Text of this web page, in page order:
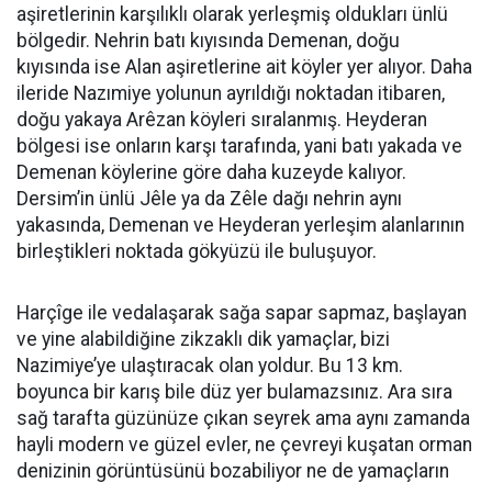
aşiretlerinin karşılıklı olarak yerleşmiş oldukları ünlü
bölgedir. Nehrin batı kıyısında Demenan, doğu
kıyısında ise Alan aşiretlerine ait köyler yer alıyor. Daha
ileride Nazımiye yolunun ayrıldığı noktadan itibaren,
doğu yakaya Arêzan köyleri sıralanmış. Heyderan
bölgesi ise onların karşı tarafında, yani batı yakada ve
Demenan köylerine göre daha kuzeyde kalıyor.
Dersim’in ünlü Jêle ya da Zêle dağı nehrin aynı
yakasında, Demenan ve Heyderan yerleşim alanlarının
birleştikleri noktada gökyüzü ile buluşuyor.
Harçîge ile vedalaşarak sağa sapar sapmaz, başlayan
ve yine alabildiğine zikzaklı dik yamaçlar, bizi
Nazimiye’ye ulaştıracak olan yoldur. Bu 13 km.
boyunca bir karış bile düz yer bulamazsınız. Ara sıra
sağ tarafta güzünüze çıkan seyrek ama aynı zamanda
hayli modern ve güzel evler, ne çevreyi kuşatan orman
denizinin görüntüsünü bozabiliyor ne de yamaçların